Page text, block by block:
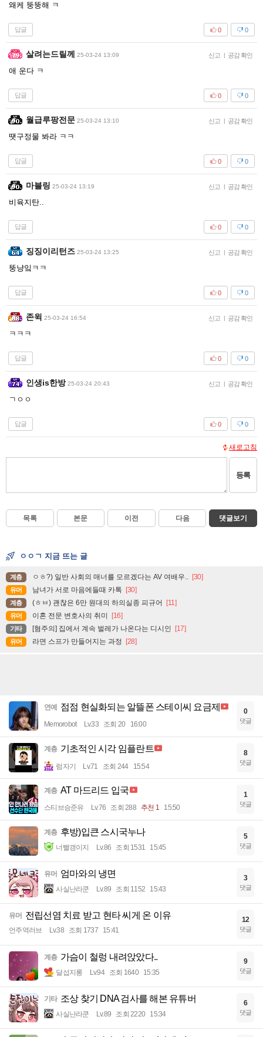
왜케 뚱뚱해 ㅋ
답글 0
0
살려는드릴께 25-03-24 13:09 신고 | 공감 확인
애 운다 ㅋ
답글 0
0
월급루팡전문 25-03-24 13:10 신고 | 공감 확인
땟구정물 봐라 ㅋㅋ
답글 0
0
마블링 25-03-24 13:19 신고 | 공감 확인
비육지탄..
답글 0
0
징징이리턴즈 25-03-24 13:25 신고 | 공감 확인
뚱냥잌ㅋㅋ
답글 0
0
존윅 25-03-24 16:54 신고 | 공감 확인
ㅋㅋㅋ
답글 0
0
인생is한방 25-03-24 20:43 신고 | 공감 확인
ㄱㅇㅇ
답글 0
0
새로고침
등록
목록 본문 이전 다음 댓글보기
ㅇㅇㄱ 지금 뜨는 글
계층 ㅇㅎ?) 일반 사회의 매너를 모르겠다는 AV 여배우.. [30]
유머 남녀가 서로 마음에들때 카톡 [30]
계층 (ㅎㅂ) 괜찮은 6만 원대의 하의실종 피규어 [11]
유머 이혼 전문 변호사의 취미 [16]
기타 [혐주의] 집에서 계속 벌레가 나온다는 디시인 [17]
유머 라면 스프가 만들어지는 과정 [28]
연예 점점 현실화되는 알뜰폰 스테이씨 요금제
Memorobot Lv.33 조회 20 16:00
0
댓글
계층 기초적인 시각 임플란트
럼자기 Lv.71 조회 244 15:54
8
댓글
계층 AT 마드리드 입국
스티브승준유 Lv.76 조회 288 추천 1 15:50
1
댓글
계층 후방)입큰 스시국누나
너빨갱이지 Lv.86 조회 1531 15:45
5
댓글
유머 엄마와의 냉면
사실난라쿤 Lv.89 조회 1152 15:43
3
댓글
유머 전립선염 치료 받고 현타 씨게 온 이유
언주역러브 Lv.38 조회 1737 15:41
12
댓글
계층 가슴이 철렁 내려앉았다..
달섭지롱 Lv.94 조회 1640 15:35
9
댓글
기타 조상 찾기 DNA 검사를 해본 유튜버
사실난라쿤 Lv.89 조회 2220 15:34
6
댓글